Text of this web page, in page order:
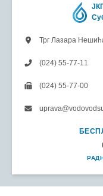
Трг Лазара
(024) 55-77-11
(024) 55-77-00